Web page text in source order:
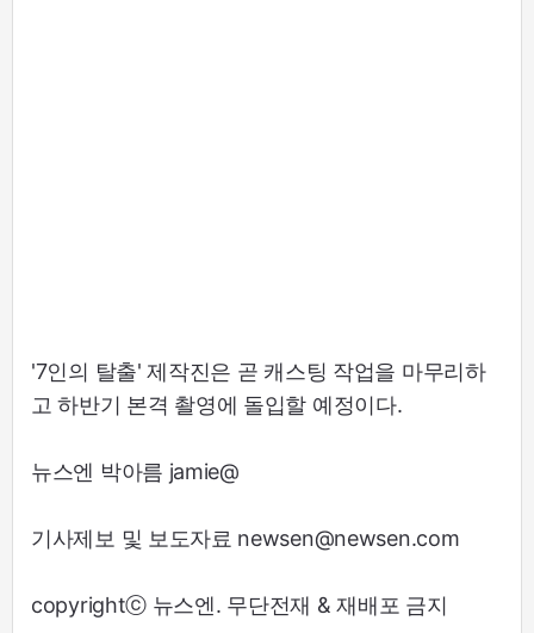
'7인의 탈출' 제작진은 곧 캐스팅 작업을 마무리하
고 하반기 본격 촬영에 돌입할 예정이다.
뉴스엔 박아름 jamie@
기사제보 및 보도자료 newsen@newsen.com
copyrightⓒ 뉴스엔. 무단전재 & 재배포 금지